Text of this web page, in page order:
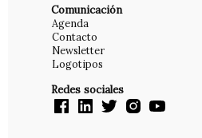
Comunicación
Agenda
Contacto
Newsletter
Logotipos
Redes sociales